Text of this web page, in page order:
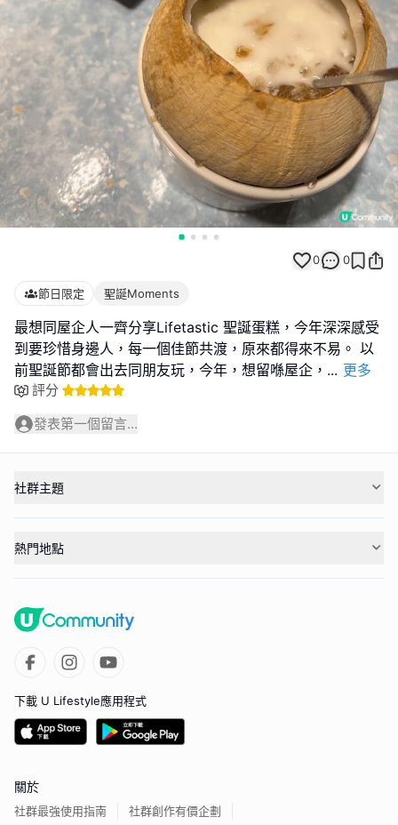
0 0
節日限定 聖誕Moments
最想同屋企人一齊分享Lifetastic 聖誕蛋糕，今年深深感受
到要珍惜身邊人，每一個佳節共渡，原來都得來不易。 以
前聖誕節都會出去同朋友玩，今年，想留喺屋企， ... 更多
評分
發表第一個留言...
社群主題
熱門地點
下載 U Lifestyle應用程式
關於
社群最強使用指南 社群創作有價企劃